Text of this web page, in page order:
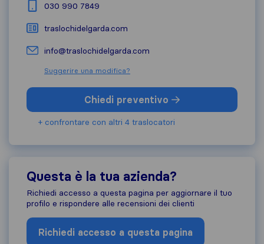
030 990 7849
traslochidelgarda.com
info@traslochidelgarda.com
Suggerire una modifica?
Chiedi preventivo
+ confrontare con altri 4 traslocatori
Questa è la tua azienda?
Richiedi accesso a questa pagina per aggiornare il tuo
profilo e rispondere alle recensioni dei clienti
Richiedi accesso a questa pagina